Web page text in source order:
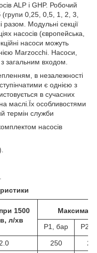
ALP і GHP. Робочий
0,25, 0,5, 1, 2, 3,
разом. Модульні секції
насосів (європейська,
насоси можуть
Marzocchi. Насоси,
з загальним входом.
в незалежності
є однією з
в сучасних
маслі.Їх особливостями
термін служби
насосів
1500
л/хв
Р1, бар
Р2,
2.0 250